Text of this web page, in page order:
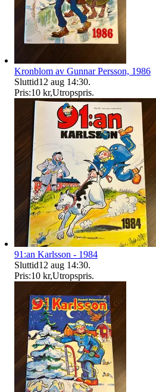
Kronblom av Gunnar Persson, 1986
Sluttid12 aug 14:30.
Pris:10 kr,Utropspris.
91:an Karlsson - 1984
Sluttid12 aug 14:30.
Pris:10 kr,Utropspris.